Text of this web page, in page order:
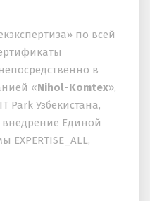
по всей
в
«Nihol-Komtex»,
Park Узбекистана,
Единой